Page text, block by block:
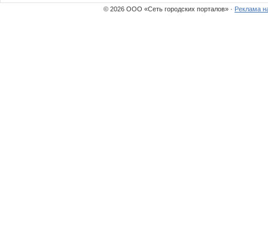
© 2026 ООО «Сеть городских порталов» · Реклама